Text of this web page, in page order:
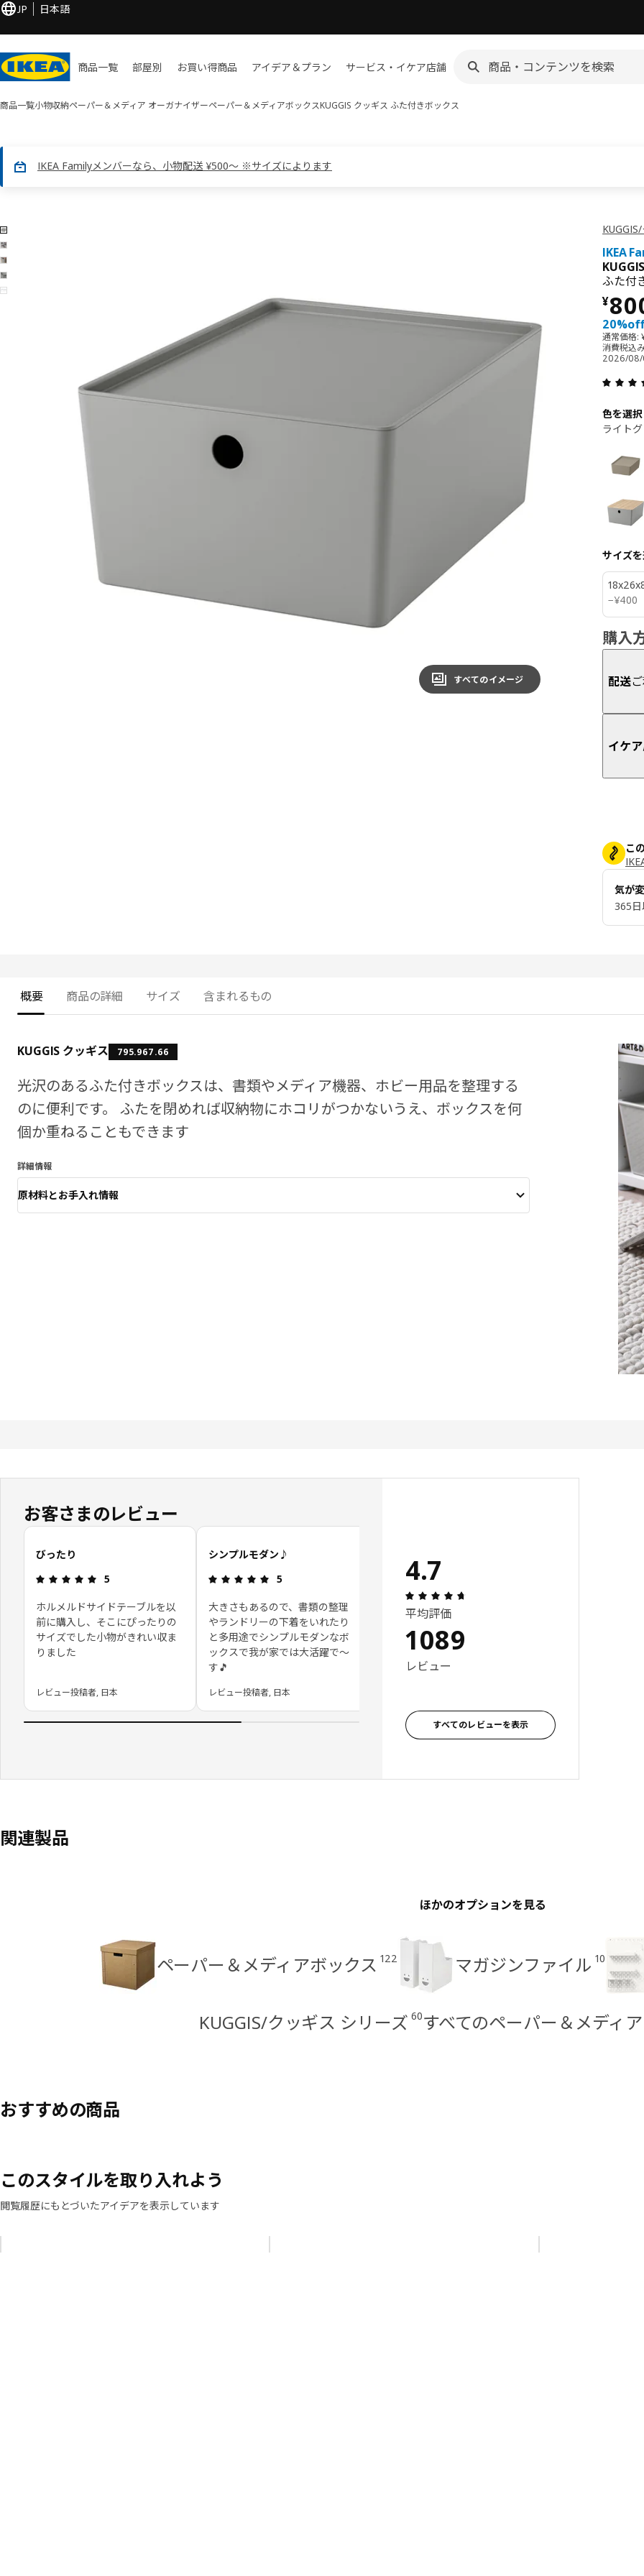
JP 日本語
商品一覧 部屋別 お買い​得商品 アイデア＆プラン サービス・イケア店舗
商品一覧小物収納ペーパー＆メディア オーガナイザーペーパー＆メディアボックスKUGGIS クッギス ふた付きボックス
IKEA Familyメンバーなら、小物配送 ¥500～ ※サイズによります
5 KUGGIS クッギス画像
スキップ
Image zoomed out, normal view
すべてのイメージ
IKEA
ふた付
¥
価
通常価格:
消費税込
2026/08/
色を選択
ライト
サイズ
−¥400
¥ 400
購入
配送
イケ
こ
気が
365
概要 商品の詳細 サイズ 含まれるもの
KUGGIS クッギス 795.967.66
光沢のあるふた付きボックスは、書類やメディア機器、ホビー用品を整理する
のに便利です。 ふたを閉めれば収納物にホコリがつかないうえ、ボックスを何
個か重ねることもできます
詳細情報
原材料とお手入れ情報
お客さまのレビュー
お客さまレビューをスキップ
びったり
レビュー: 5 5 星の数
5
ホルメルドサイドテーブルを以
前に購入し、そこにぴったりの
サイズでした小物がきれい収ま
りました
レビュー投稿者, 日本
シンプルモダン♪
レビュー: 5 5 星の数
5
大きさもあるので、書類の整理
やランドリーの下着をいれたり
と多用途でシンプルモダンなボ
ックスで我が家では大活躍で～
す🎵
レビュー投稿者, 日本
色合いが優しいため、白ベース
の家具にあいます。小物収納と
して購入しましたが、子供でも
開けやすくて気に入っていま
4.7
平均評価
1089
レビュー
すべてのレビューを表示
関連製品
ほかのオプションを見る
ペーパー＆メディアボックス 122 マガジンファイル 10
KUGGIS/クッギス シリーズ 60すべてのペーパー＆メディ
おすすめの商品
このスタイルを取り入れよう
閲覧履歴にもとづいたアイデアを表示しています